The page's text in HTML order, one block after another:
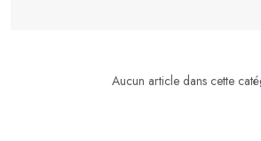
Aucun article dans cette